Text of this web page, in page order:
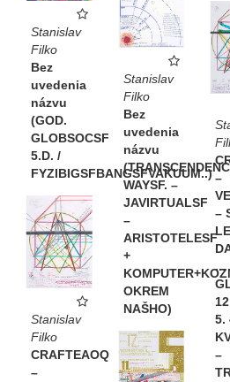
Stanislav
Filko
Bez
uvedenia
názvu
WAYSF. –
JAVIRTUALSF
–
ARISTOTELESF
+
OKREM
NAŠHO)
Stanislav
Filko
Bez
uvedenia
názvu
(GOD.
GLOBSOCSF
5.D. /
FYZIBIGSFBANGSFVAKUUM..)–
–
...
5.
–
Stanislav
Filko
CRAFTEAOQ
–